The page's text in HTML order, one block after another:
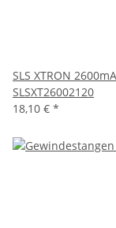
SLS XTRON
SLSXT26002120
18,10 € *